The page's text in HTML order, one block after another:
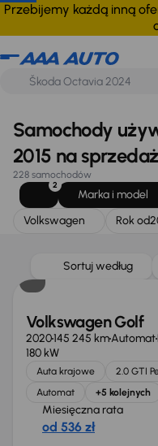
Przebijemy każdą inną
Volkswagen Rok od
Samochody
2015 na sprzedaż
228 samochodów
2
Marka i model
Volkswagen
Rok od
Sortuj według
Taniej o 2 000 zł
Volkswagen Golf
2020145 245 kmAutomat
180 kW
Auta krajowe 2.0 GTI
Automat
+5 kolejnych
Miesięczna rata
od 536 zł